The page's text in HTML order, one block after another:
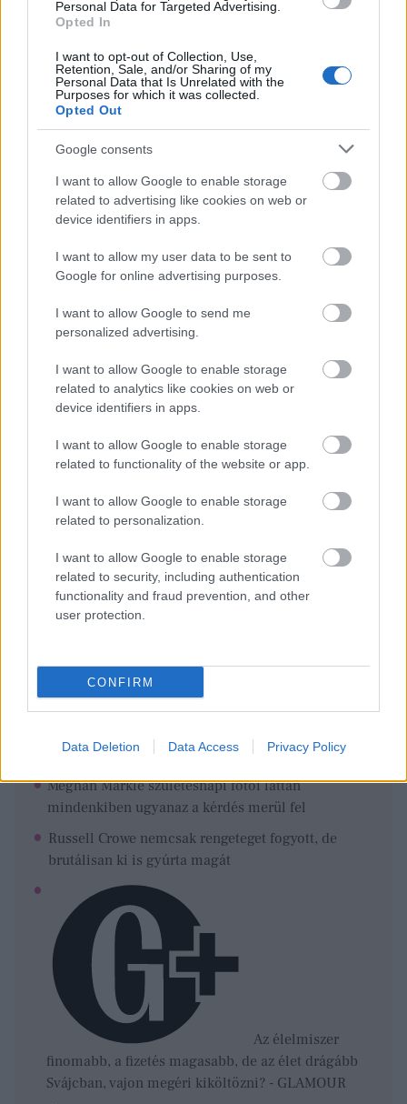
Personal Data for Targeted Advertising.
Opted In
I want to opt-out of Collection, Use,
Retention, Sale, and/or Sharing of my
Personal Data that Is Unrelated with the
Purposes for which it was collected.
Opted Out
Google consents
I want to allow Google to enable storage
related to advertising like cookies on web or
device identifiers in apps.
I want to allow my user data to be sent to
Google for online advertising purposes.
I want to allow Google to send me
personalized advertising.
I want to allow Google to enable storage
related to analytics like cookies on web or
device identifiers in apps.
I want to allow Google to enable storage
related to functionality of the website or app.
I want to allow Google to enable storage
related to personalization.
I want to allow Google to enable storage
related to security, including authentication
functionality and fraud prevention, and other
user protection.
CONFIRM
Data Deletion Data Access Privacy Policy
magabiztosan sétál a kifutón a kamera felé, de
esemény VIP-vendégeként volt jelen.
Kylie Jenner2023-ban vallotta be, hogy titokban
rajongók most úgy sejtik, hogy ismét ez
bizonyíték - még szerencse, hogy senkinek sem
tartozik elszámolással azzal kapcsolatban, ha
Ezeket olvastad már?
Meghan Markle születésnapi fotói láttán
mindenkiben ugyanaz a kérdés merül fel
Russell Crowe nemcsak rengeteget fogyott, de
brutálisan ki is gyúrta magát
Az élelmiszer
finomabb, a fizetés magasabb, de az élet drágább
Svájcban, vajon megéri kiköltözni? - GLAMOUR